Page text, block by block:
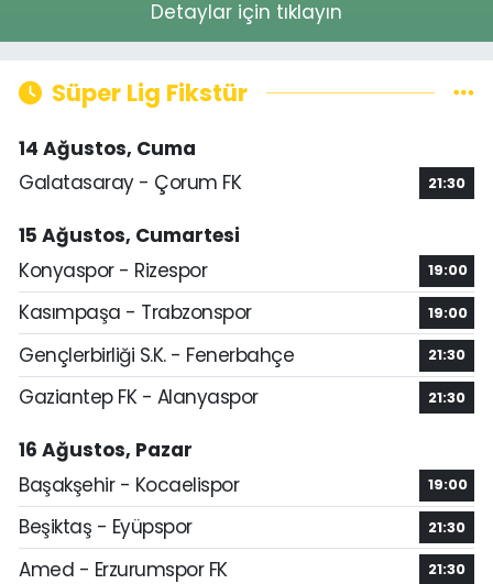
Detaylar için tıklayın
Süper Lig Fikstür
14 Ağustos, Cuma
Galatasaray - Çorum FK
21:30
15 Ağustos, Cumartesi
Konyaspor - Rizespor
19:00
Kasımpaşa - Trabzonspor 19:00
Gençlerbirliği S.K. - Fenerbahçe 21:30
Gaziantep FK - Alanyaspor 21:30
16 Ağustos, Pazar
Başakşehir - Kocaelispor
19:00
Beşiktaş - Eyüpspor 21:30
Amed - Erzurumspor FK 21:30